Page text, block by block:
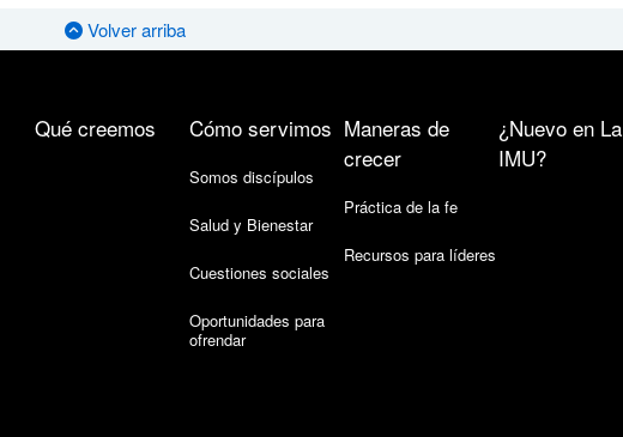
Volver arriba
Qué creemos Cómo servimos
Somos discípulos
Salud y Bienestar
Cuestiones sociales
Oportunidades para
ofrendar
Maneras de
crecer
Práctica de la fe
Recursos para líderes
¿Nuevo en La
IMU?